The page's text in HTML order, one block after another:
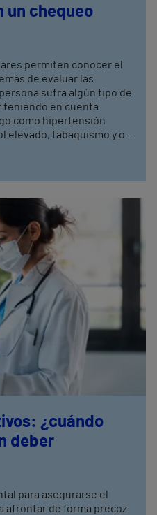
un chequeo
permiten conocer el
de evaluar las
sufra algún tipo de
teniendo en cuenta
como hipertensión
tabaquismo y o...
¿cuándo
deber
para asegurarse el
afrontar de forma precoz